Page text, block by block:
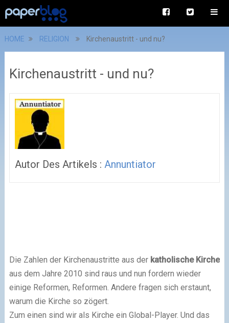
HOME RELIGION Kirchenaustritt - und nu?
Kirchenaustritt - und nu?
Autor Des Artikels : Annuntiator
Die Zahlen der Kirchenaustritte aus der katholische Kirche
aus dem Jahre 2010 sind raus und nun fordern wieder
einige Reformen, Reformen. Andere fragen sich erstaunt,
warum die Kirche so zögert.
Zum einen sind wir als Kirche ein Global-Player. Und das